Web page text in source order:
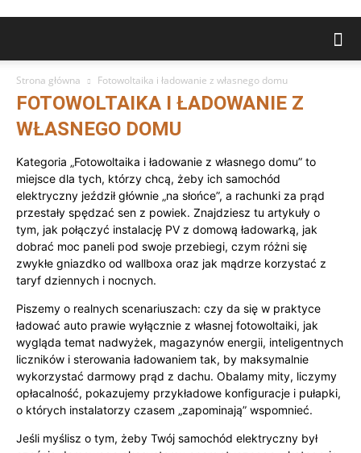
Strona główna Fotowoltaika i ładowanie z własnego domu
FOTOWOLTAIKA I ŁADOWANIE Z
WŁASNEGO DOMU
Kategoria „Fotowoltaika i ładowanie z własnego domu” to
miejsce dla tych, którzy chcą, żeby ich samochód
elektryczny jeździł głównie „na słońce”, a rachunki za prąd
przestały spędzać sen z powiek. Znajdziesz tu artykuły o
tym, jak połączyć instalację PV z domową ładowarką, jak
dobrać moc paneli pod swoje przebiegi, czym różni się
zwykłe gniazdko od wallboxa oraz jak mądrze korzystać z
taryf dziennych i nocnych.
Piszemy o realnych scenariuszach: czy da się w praktyce
ładować auto prawie wyłącznie z własnej fotowoltaiki, jak
wygląda temat nadwyżek, magazynów energii, inteligentnych
liczników i sterowania ładowaniem tak, by maksymalnie
wykorzystać darmowy prąd z dachu. Obalamy mity, liczymy
opłacalność, pokazujemy przykładowe konfiguracje i pułapki,
o których instalatorzy czasem „zapominają” wspomnieć.
Jeśli myślisz o tym, żeby Twój samochód elektryczny był